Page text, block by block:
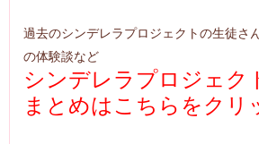
過去のシンデレラプロジェクトの生徒さ
の体験談など
シンデレラプロジェク
まとめはこちらをクリ